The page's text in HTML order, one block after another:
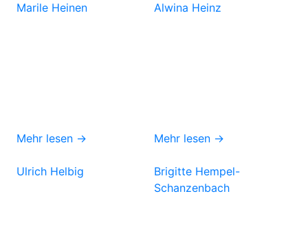
Marile Heinen
Mehr lesen →
Alwina Heinz
Mehr lesen →
Ulrich Helbig
Brigitte Hempel-
Schanzenbach